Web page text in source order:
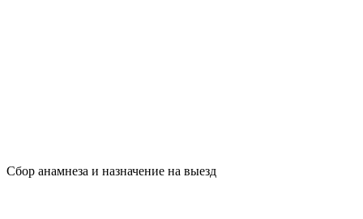
Сбор анамнеза и назначение на выезд